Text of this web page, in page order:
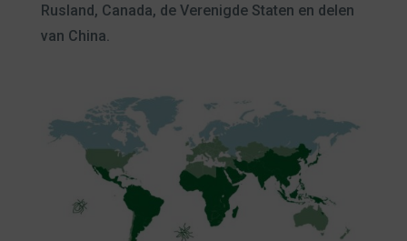
Rusland, Canada, de Verenigde Staten en delen
van China.